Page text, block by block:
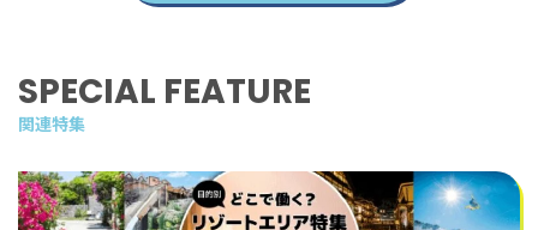
SPECIAL FEATURE
関連特集